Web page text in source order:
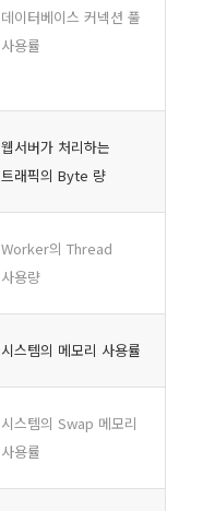
데이터베이스 커넥션 풀
사용률
웹서버가 처리하는
트래픽의 Byte 량
Worker의 Thread
사용량
시스템의 메모리 사용률
시스템의 Swap 메모리
사용률